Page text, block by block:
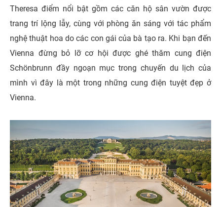
Theresa điểm nổi bật gồm các căn hộ sân vườn được
trang trí lộng lẫy, cùng với phòng ăn sáng với tác phẩm
nghệ thuật hoa do các con gái của bà tạo ra. Khi bạn đến
Vienna đừng bỏ lỡ cơ hội được ghé thăm cung điện
Schönbrunn đầy ngoạn mục trong chuyến du lịch của
mình vì đây là một trong những cung điện tuyệt đẹp ở
Vienna.